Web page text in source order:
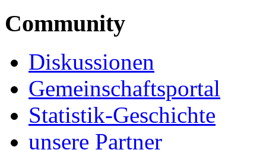
Community
Diskussionen
Gemeinschaftsportal
Statistik-Geschichte
unsere Partner